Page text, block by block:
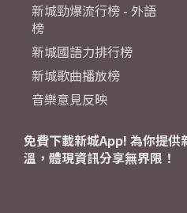
新城勁爆流行榜 - 外語
榜
新城國語力排行榜
新城歌曲播放榜
音樂意見反映
免費下載新城App! 為你提供
溫，體現資訊分享無界限！